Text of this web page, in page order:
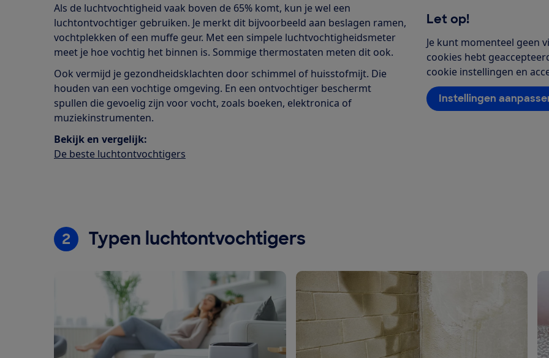
Als de luchtvochtigheid vaak boven de 65% komt, kun je wel een
luchtontvochtiger gebruiken. Je merkt dit bijvoorbeeld aan beslagen ramen,
vochtplekken of een muffe geur. Met een simpele luchtvochtigheidsmeter
meet je hoe vochtig het binnen is. Sommige thermostaten meten dit ook.
Ook vermijd je gezondheidsklachten door schimmel of huisstofmijt. Die
houden van een vochtige omgeving. En een ontvochtiger beschermt
spullen die gevoelig zijn voor vocht, zoals boeken, elektronica of
muziekinstrumenten.
Bekijk en vergelijk:
De beste luchtontvochtigers
Let op!
Je kunt momenteel geen
cookies hebt
cookie instellingen en
Instellingen
2 Typen luchtontvochtigers